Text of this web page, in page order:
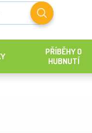
PŘÍBĚHY O
HUBNUTÍ